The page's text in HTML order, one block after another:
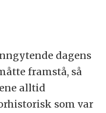
dagens
framstå, så
alltid
som var